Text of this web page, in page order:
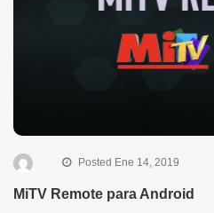
Posted Ene 14, 2019
MiTV Remote para Android